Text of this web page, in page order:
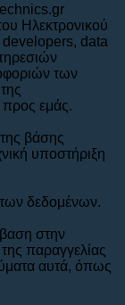
Ηλεκτρονικού
developers, data
των
εμάς.
βάσης
υποστήριξη
δεδομένων.
στην
παραγγελίας
αυτά, όπως